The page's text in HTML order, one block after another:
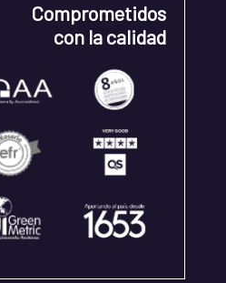
Comprometidos
con la calidad